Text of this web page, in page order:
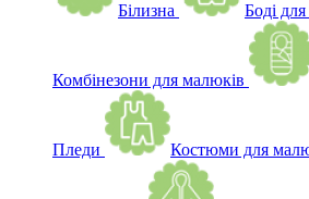
Білизна Боді
Комбінезони для малюків
Пледи Костюми для